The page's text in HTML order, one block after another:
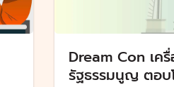
Dream Con เค
รัฐธรรมนูญ ตอบ